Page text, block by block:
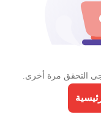
التحقق مرة أخرى.